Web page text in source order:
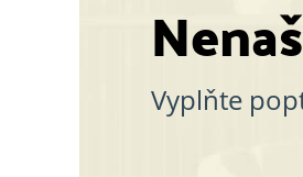
Vyplňte